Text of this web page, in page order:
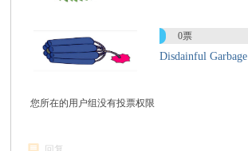
0票
Disdainful Garbage
您所在的用户组没有投票权限